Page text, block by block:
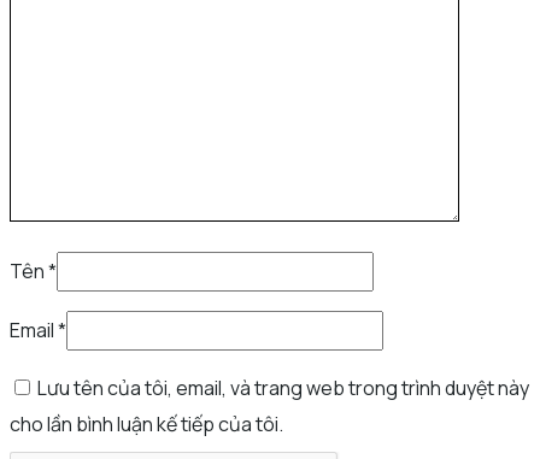
Tên*
Email*
Lưu tên của tôi, email, và trang web trong trình duyệt này
cho lần bình luận kế tiếp của tôi.